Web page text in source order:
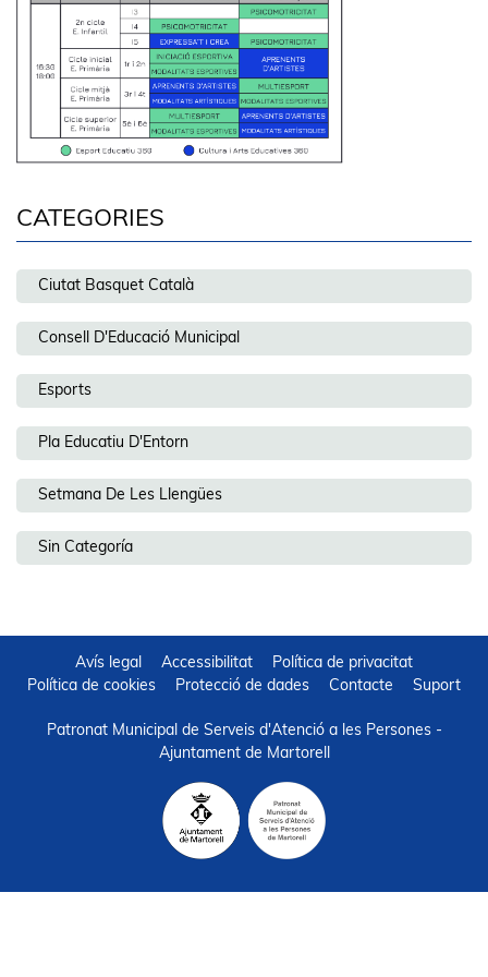
CATEGORIES
Ciutat Basquet Català
Consell D'Educació Municipal
Esports
Pla Educatiu D'Entorn
Setmana De Les Llengües
Sin Categoría
Avís legal Accessibilitat
Política de privacitat
Política de cookies
Protecció de dades Contacte Suport
Patronat Municipal de Serveis d'Atenció a les Persones -
Ajuntament de Martorell